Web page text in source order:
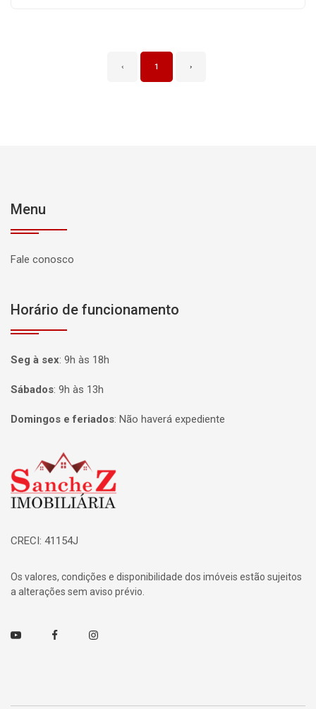
‹ 1 ›
Menu
Fale conosco
Horário de funcionamento
Seg à sex: 9h às 18h
Sábados: 9h às 13h
Domingos e feriados: Não haverá expediente
Página inicial
CRECI: 41154J
Os valores, condições e disponibilidade dos imóveis estão sujeitos
a alterações sem aviso prévio.
Youtube FacebookInstagram